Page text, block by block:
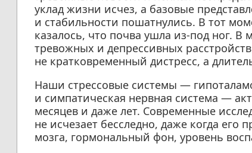
уклад жизни исчез, а базовые
и стабильности пошатнулись. В тот
казалось, что почва ушла из-под ног.
тревожных и депрессивных
не кратковременный дистресс, а
Наши стрессовые системы —
и симпатическая нервная система —
месяцев и даже лет. Современные
не исчезает бесследно, даже когда
мозга, гормональный фон, уровень